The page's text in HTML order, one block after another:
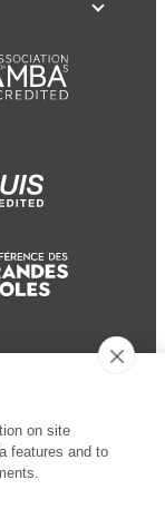
on site
features and to